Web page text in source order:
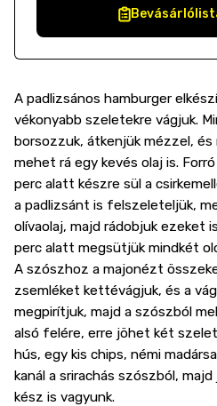
A padlizsános hamburger
vékonyabb szeletekre vágjuk.
borsozzuk, átkenjük mézzel, és
mehet rá egy kevés olaj is.
perc alatt készre sül a
a padlizsánt is felszeleteljük,
olívaolaj, majd rádobjuk ezeket
perc alatt megsütjük mindkét
A szószhoz a majonézt
zsemléket kettévágjuk, és a
megpirítjuk, majd a szószból
alsó felére, erre jöhet két
hús, egy kis chips, némi
kanál a srirachás szószból,
kész is vagyunk.